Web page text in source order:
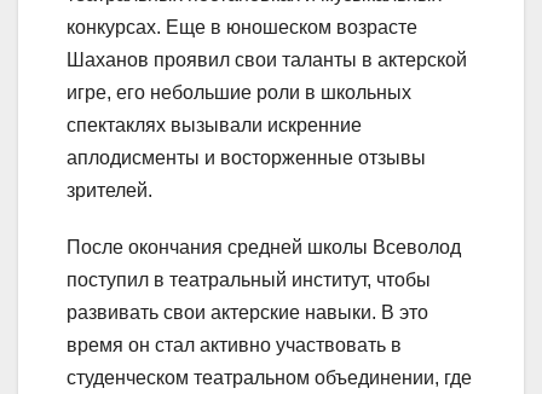
конкурсах. Еще в юношеском возрасте
Шаханов проявил свои таланты в актерской
игре, его небольшие роли в школьных
спектаклях вызывали искренние
аплодисменты и восторженные отзывы
зрителей.
После окончания средней школы Всеволод
поступил в театральный институт, чтобы
развивать свои актерские навыки. В это
время он стал активно участвовать в
студенческом театральном объединении, где